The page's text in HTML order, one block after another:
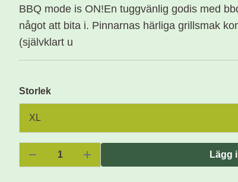
BBQ mode is ON!En tuggvänlig godis med
något att bita i. Pinnarnas härliga grillsmak
(självklart u
Storlek
Lägg